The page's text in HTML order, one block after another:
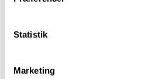
Statistik
Marketing